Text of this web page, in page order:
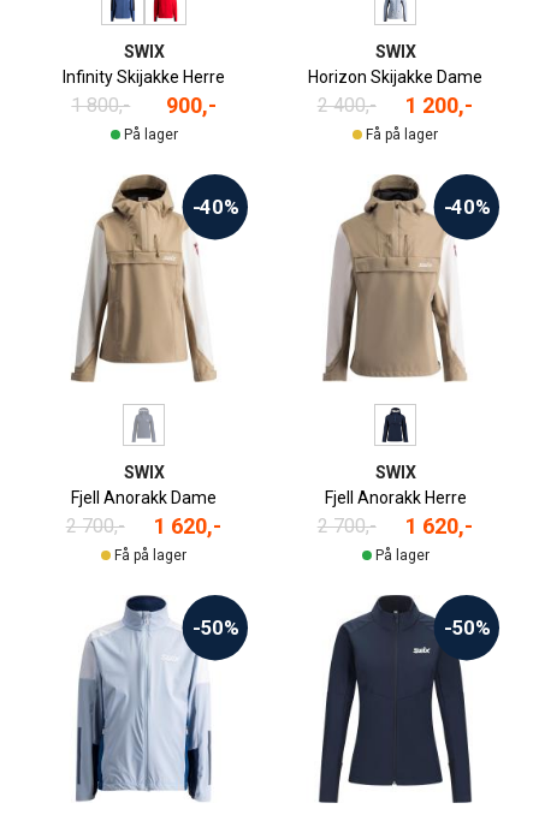
SWIX
Infinity Skijakke Herre
1 800,- 900,-
På lager
SWIX
Horizon Skijakke Dame
2 400,- 1 200,-
Få på lager
-40%
SWIX
Fjell Anorakk Dame
2 700,- 1 620,-
Få på lager
-40%
SWIX
Fjell Anorakk Herre
2 700,- 1 620,-
På lager
-50% -50%